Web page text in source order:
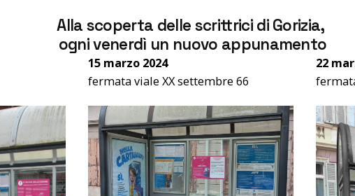
Alla scoperta delle scrittrici di Gorizia,
ogni venerdì un nuovo appunamento
15 marzo 2024
fermata viale XX settembre 66
22